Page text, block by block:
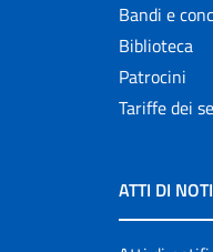
Bandi e
Biblioteca
Patrocini
Tariffe dei
ATTI DI